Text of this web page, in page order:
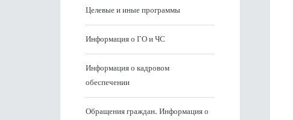
Целевые и иные программы
Информация о ГО и ЧС
Информация о кадровом
обеспечении
Обращения граждан. Информация о